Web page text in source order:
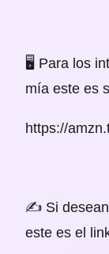
🖥 Para los
mía este es
https://
✍️ Si desean
este es el